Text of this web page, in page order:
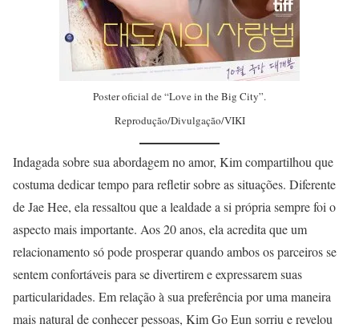
Poster oficial de “Love in the Big City”.
Reprodução/Divulgação/VIKI
Indagada sobre sua abordagem no amor, Kim compartilhou que
costuma dedicar tempo para refletir sobre as situações. Diferente
de Jae Hee, ela ressaltou que a lealdade a si própria sempre foi o
aspecto mais importante. Aos 20 anos, ela acredita que um
relacionamento só pode prosperar quando ambos os parceiros se
sentem confortáveis para se divertirem e expressarem suas
particularidades. Em relação à sua preferência por uma maneira
mais natural de conhecer pessoas, Kim Go Eun sorriu e revelou